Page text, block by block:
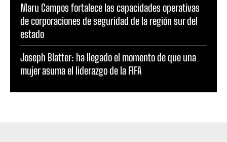
Maru Campos fortalece las capacidades operativas
de corporaciones de seguridad de la región sur del
estado
Joseph Blatter: ha llegado el momento de que una
mujer asuma el liderazgo de la FIFA